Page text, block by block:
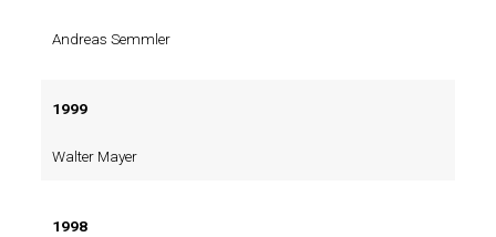
Andreas Semmler
1999
Walter Mayer
1998